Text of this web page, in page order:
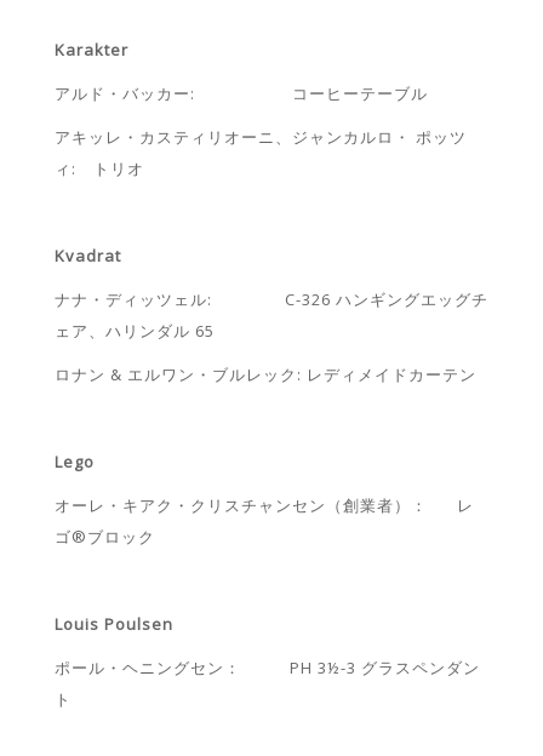
Karakter
アルド・バッカー: コーヒーテーブル
アキッレ・カスティリオーニ、ジャンカルロ・ ポッツ
ィ: トリオ
Kvadrat
ナナ・ディッツェル: C-326 ハンギングエッグチ
ェア、ハリンダル 65
ロナン & エルワン・ブルレック: レディメイドカーテン
Lego
オーレ・キアク・クリスチャンセン（創業者）： レ
ゴ®ブロック
Louis Poulsen
ポール・ヘニングセン： PH 3½-3 グラスペンダン
ト